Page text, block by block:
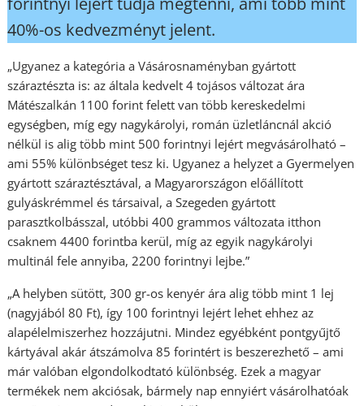
40%-os kedvezményt jelent.
„Ugyanez a kategória a Vásárosnaményban gyártott
száraztészta is: az általa kedvelt 4 tojásos változat ára
Mátészalkán 1100 forint felett van több kereskedelmi
egységben, míg egy nagykárolyi, román üzletláncnál akció
nélkül is alig több mint 500 forintnyi lejért megvásárolható –
ami 55% különbséget tesz ki. Ugyanez a helyzet a Gyermelyen
gyártott száraztésztával, a Magyarországon előállított
gulyáskrémmel és társaival, a Szegeden gyártott
parasztkolbásszal, utóbbi 400 grammos változata itthon
csaknem 4400 forintba kerül, míg az egyik nagykárolyi
multinál fele annyiba, 2200 forintnyi lejbe.”
„A helyben sütött, 300 gr-os kenyér ára alig több mint 1 lej
(nagyjából 80 Ft), így 100 forintnyi lejért lehet ehhez az
alapélelmiszerhez hozzájutni. Mindez egyébként pontgyűjtő
kártyával akár átszámolva 85 forintért is beszerezhető – ami
már valóban elgondolkodtató különbség. Ezek a magyar
termékek nem akciósak, bármely nap ennyiért vásárolhatóak